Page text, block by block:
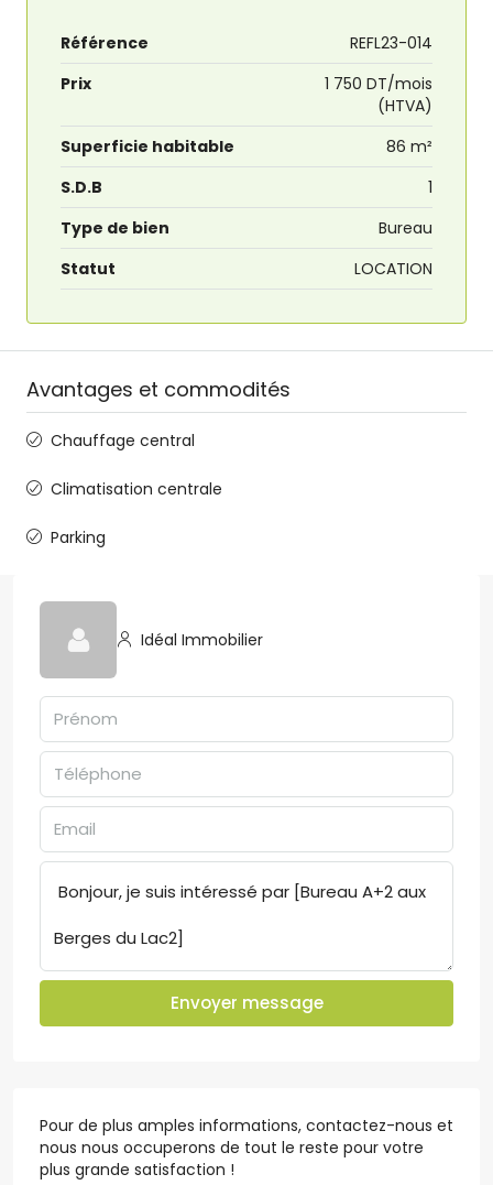
Référence
REFL23-014
Prix
1 750 DT/mois
(HTVA)
Superficie habitable
86 m²
S.D.B
1
Type de bien
Bureau
Statut
LOCATION
Avantages et commodités
Chauffage central
Climatisation centrale
Parking
Idéal Immobilier
Envoyer message
Pour de plus amples informations, contactez-nous et
nous nous occuperons de tout le reste pour votre
plus grande satisfaction !